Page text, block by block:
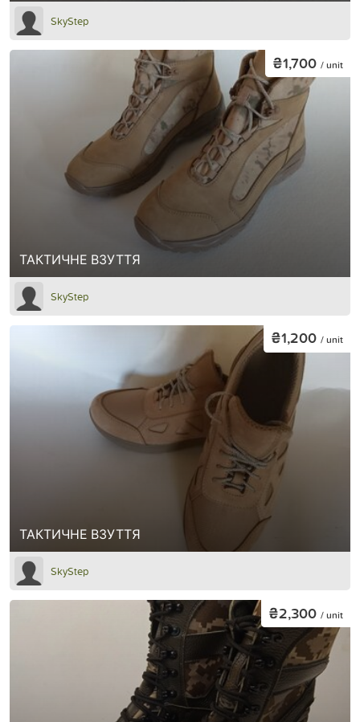
SkyStep
ТАКТИЧНЕ ВЗУТТЯ
₴1,700 / unit
SkyStep
ТАКТИЧНЕ ВЗУТТЯ
₴1,200 / unit
SkyStep
₴2,300 / unit